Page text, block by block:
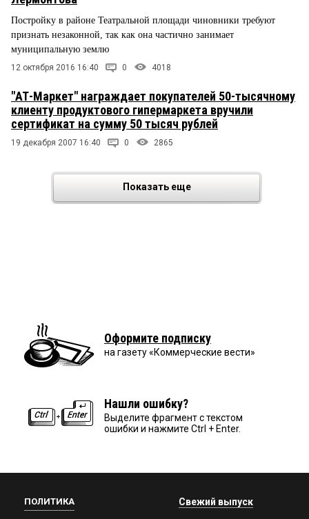
Постройку в районе Театральной площади чиновники требуют
признать незаконной, так как она частично занимает
муниципальную землю
12 октября 2016 16:40 0 4018
"АТ-Маркет" награждает покупателей 50-тысячному
клиенту продуктового гипермаркета вручили
сертификат на сумму 50 тысяч рублей
19 декабря 2007 16:40 0 2865
Показать еще
Оформите подписку
на газету «Коммерческие вести»
Нашли ошибку?
Выделите фрагмент с текстом
ошибки и нажмите Ctrl + Enter.
ПОЛИТИКА Свежий выпуск